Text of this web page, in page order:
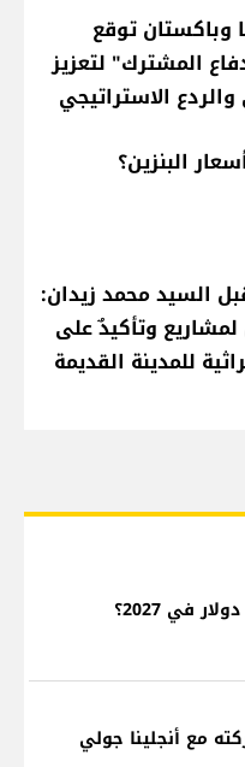
وباكستان توقع
المشترك" لتعزيز
الاستراتيجي
البنزين؟
السيد محمد زيدان:
وتأكيدٌ على
للمدينة القديمة
مع أنجلينا جولي